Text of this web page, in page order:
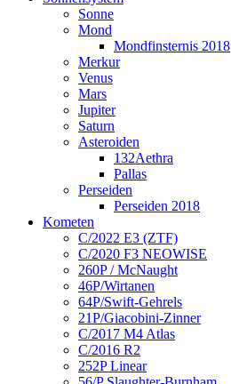
Sonne
Mond
Mondfinsternis 2018
Merkur
Venus
Mars
Jupiter
Saturn
Asteroiden
132Aethra
Pallas
Perseiden
Perseiden 2018
Kometen
C/2022 E3 (ZTF)
C/2020 F3 NEOWISE
260P / McNaught
46P/Wirtanen
64P/Swift-Gehrels
21P/Giacobini-Zinner
C/2017 M4 Atlas
C/2016 R2
252P Linear